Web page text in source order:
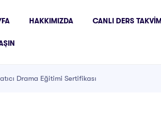
HAKKIMIZDA CANLI DERS
Drama Eğitimi Sertifikası